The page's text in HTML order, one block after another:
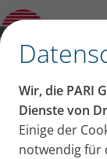
Wir, die PARI
Dienste von
Einige der
notwendig für
Vielen
Wir werden
bearbeiten.